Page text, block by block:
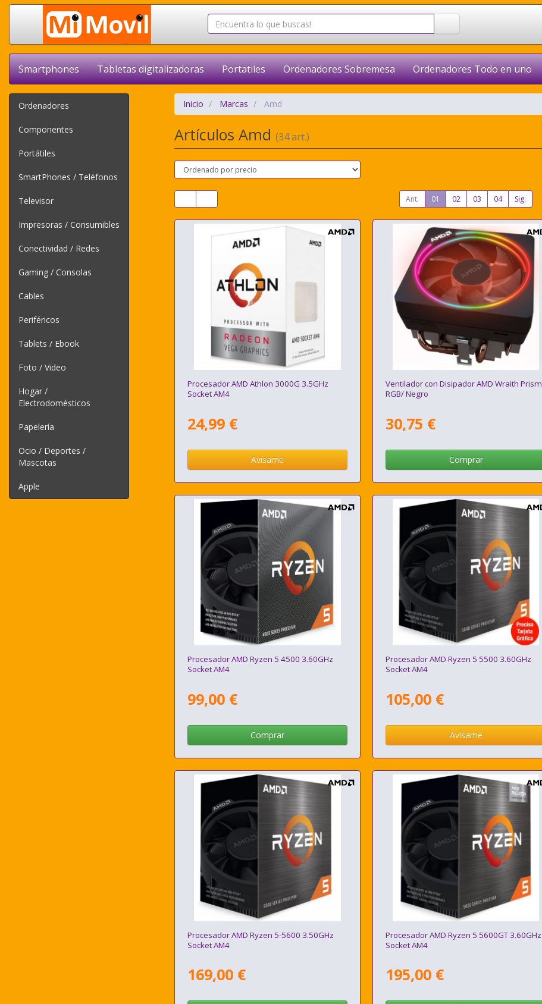
Smartphones Tabletas digitalizadoras Portatiles Ordenadores Sobremesa Ordenadores Todo en uno
Ordenadores
Componentes
Portátiles
SmartPhones / Teléfonos
Televisor
Impresoras / Consumibles
Conectividad / Redes
Gaming / Consolas
Cables
Periféricos
Tablets / Ebook
Foto / Video
Hogar /
Electrodomésticos
Papelería
Ocio / Deportes /
Mascotas
Apple
Inicio Marcas Amd
Artículos Amd (34 art.)
Ant. 01 02 03 04 Sig.
Procesador AMD Athlon 3000G 3.5GHz
Socket AM4
24,99 €
Avísame
Ventilador con Disipador AMD Wraith Prism
RGB/ Negro
30,75 €
Comprar
Procesador AMD Ryzen 5 4500 3.60GHz
Socket AM4
99,00 €
Comprar
Procesador AMD Ryzen 5 5500 3.60GHz
Socket AM4
105,00 €
Avísame
Procesador AMD Ryzen 5-5600 3.50GHz
Socket AM4
169,00 €
Procesador AMD Ryzen 5 5600GT 3.60GHz
Socket AM4
195,00 €